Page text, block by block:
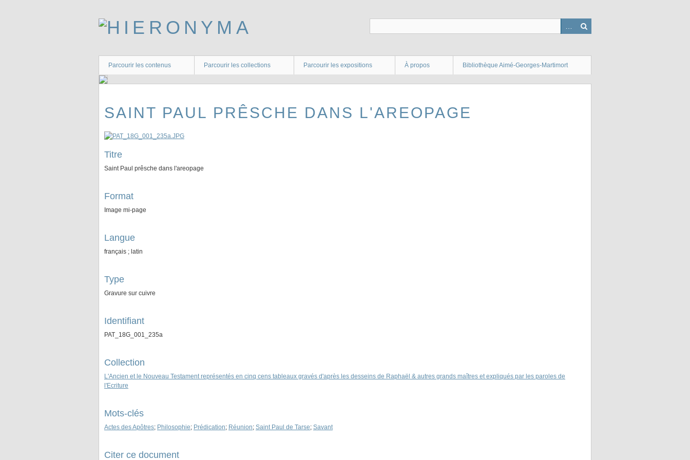
Parcourir les contenus Parcourir les collections Parcourir les expositions À propos Bibliothèque Aimé-Georges-Martimort
SAINT PAUL PRÊSCHE DANS L'AREOPAGE
Titre
Saint Paul prêsche dans l'areopage
Format
Image mi-page
Langue
français ; latin
Type
Gravure sur cuivre
Identifiant
PAT_18G_001_235a
Collection
L'Ancien et le Nouveau Testament représentés en cinq cens tableaux gravés d'après les desseins de Raphaël & autres grands maîtres et expliqués par les paroles de
l'Ecriture
Mots-clés
Actes des Apôtres; Philosophie; Prédication; Réunion; Saint Paul de Tarse; Savant
Citer ce document